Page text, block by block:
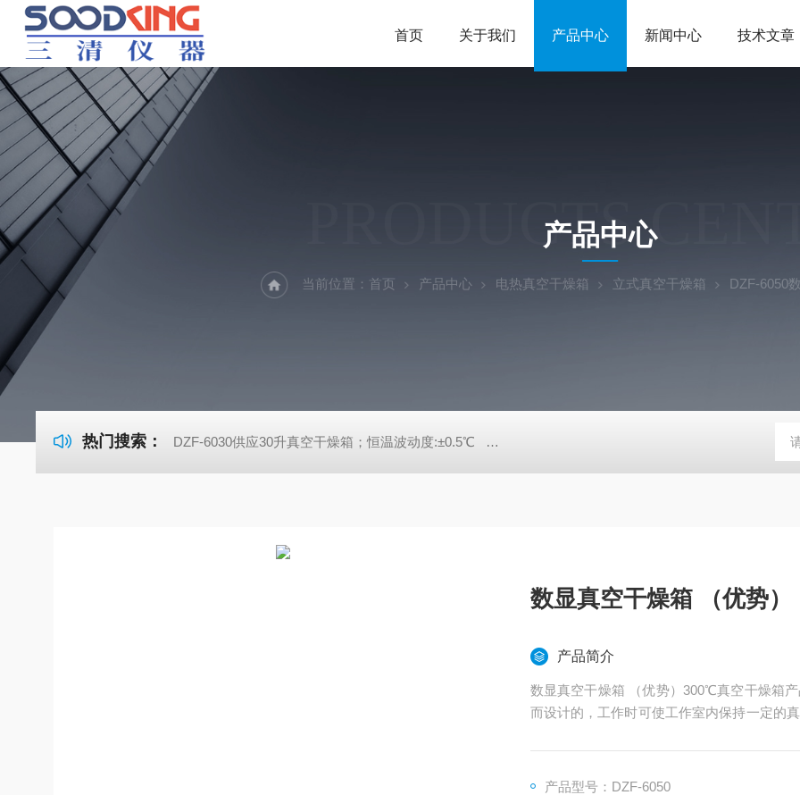
首页 关于我们 产品中心 新闻中心 技术文章
PRODUCTS
产品中心
当前位置： 首页 产品中心 电热真空干燥箱 立式真空干燥箱 DZF-6050
热门搜索： DZF-6030供应30升真空干燥箱；恒温波动度:±0.5℃ DHG-9140B（140升）电热恒温鼓风干燥箱，不锈
数显真空干燥箱 （优势）
产品简介
数显真空干燥箱 （优势）300℃真空干燥箱
而设计的，工作时可使工作室内保持一定的
产品型号：DZF-6050